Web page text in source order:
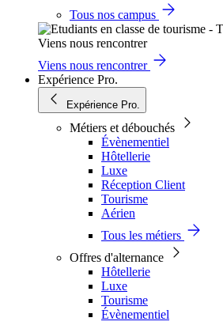
Tous nos campus
Viens nous rencontrer
Viens nous rencontrer
Expérience Pro.
Expérience Pro.
Métiers et débouchés
Évènementiel
Hôtellerie
Luxe
Réception Client
Tourisme
Aérien
Tous les métiers
Offres d'alternance
Hôtellerie
Luxe
Tourisme
Évènementiel